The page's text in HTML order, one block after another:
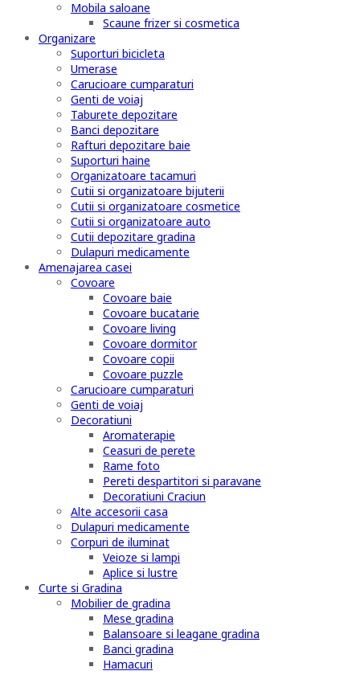
Mobila saloane
Scaune frizer si cosmetica
Organizare
Suporturi bicicleta
Umerase
Carucioare cumparaturi
Genti de voiaj
Taburete depozitare
Banci depozitare
Rafturi depozitare baie
Suporturi haine
Organizatoare tacamuri
Cutii si organizatoare bijuterii
Cutii si organizatoare cosmetice
Cutii si organizatoare auto
Cutii depozitare gradina
Dulapuri medicamente
Amenajarea casei
Covoare
Covoare baie
Covoare bucatarie
Covoare living
Covoare dormitor
Covoare copii
Covoare puzzle
Carucioare cumparaturi
Genti de voiaj
Decoratiuni
Aromaterapie
Ceasuri de perete
Rame foto
Pereti despartitori si paravane
Decoratiuni Craciun
Alte accesorii casa
Dulapuri medicamente
Corpuri de iluminat
Veioze si lampi
Aplice si lustre
Curte si Gradina
Mobilier de gradina
Mese gradina
Balansoare si leagane gradina
Banci gradina
Hamacuri